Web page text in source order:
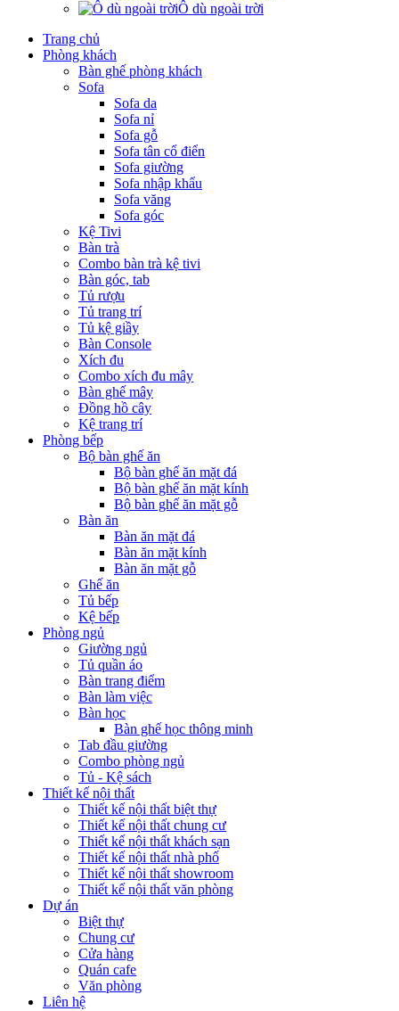
Ô dù ngoài trời
Trang chủ
Phòng khách
Bàn ghế phòng khách
Sofa
Sofa da
Sofa nỉ
Sofa gỗ
Sofa tân cổ điển
Sofa giường
Sofa nhập khẩu
Sofa văng
Sofa góc
Kệ Tivi
Bàn trà
Combo bàn trà kệ tivi
Bàn góc, tab
Tủ rượu
Tủ trang trí
Tủ kệ giầy
Bàn Console
Xích đu
Combo xích đu mây
Bàn ghế mây
Đồng hồ cây
Kệ trang trí
Phòng bếp
Bộ bàn ghế ăn
Bộ bàn ghế ăn mặt đá
Bộ bàn ghế ăn mặt kính
Bộ bàn ghế ăn mặt gỗ
Bàn ăn
Bàn ăn mặt đá
Bàn ăn mặt kính
Bàn ăn mặt gỗ
Ghế ăn
Tủ bếp
Kệ bếp
Phòng ngủ
Giường ngủ
Tủ quần áo
Bàn trang điểm
Bàn làm việc
Bàn học
Bàn ghế học thông minh
Tab đầu giường
Combo phòng ngủ
Tủ - Kệ sách
Thiết kế nội thất
Thiết kế nội thất biệt thự
Thiết kế nội thất chung cư
Thiết kế nội thất khách sạn
Thiết kế nội thất nhà phố
Thiết kế nội thất showroom
Thiết kế nội thất văn phòng
Dự án
Biệt thự
Chung cư
Cửa hàng
Quán cafe
Văn phòng
Liên hệ